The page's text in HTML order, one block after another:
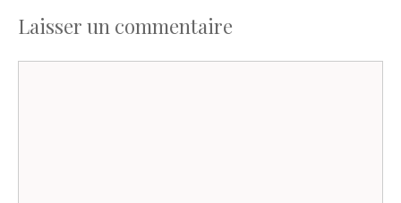
Laisser un commentaire